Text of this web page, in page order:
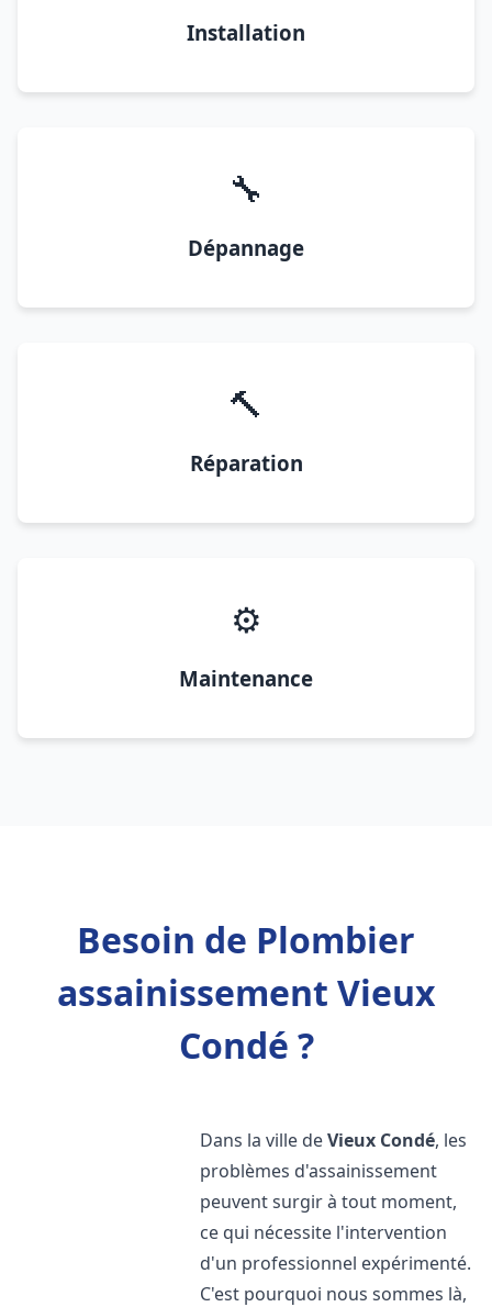
Installation
🔧
Dépannage
🔨
Réparation
⚙️
Maintenance
Besoin de Plombier
assainissement Vieux
Condé ?
Dans la ville deVieux Condé, les
problèmes d'assainissement
peuvent surgir à tout moment,
ce qui nécessite l'intervention
d'un professionnel expérimenté.
C'est pourquoi nous sommes là,